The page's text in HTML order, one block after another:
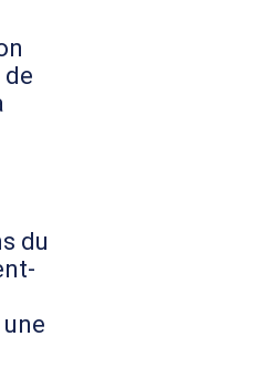
du